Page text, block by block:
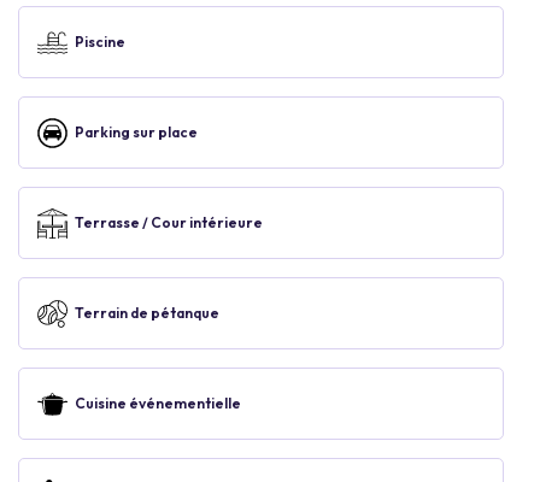
Piscine
Parking sur place
Terrasse / Cour intérieure
Terrain de pétanque
Cuisine événementielle